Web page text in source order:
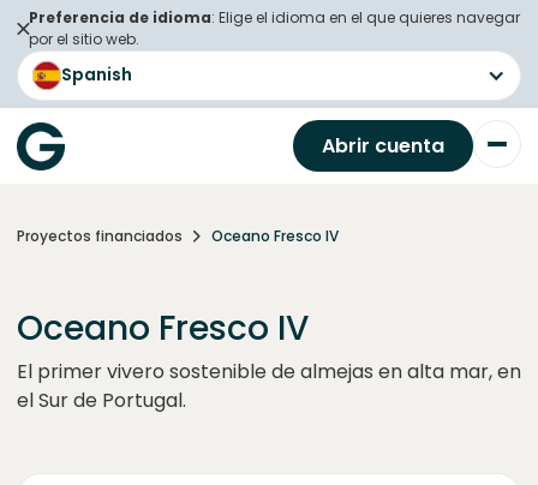
Preferencia de idioma: Elige el idioma en el que quieres navegar
por el sitio web.
Spanish
Abrir cuenta
Proyectos financiados Oceano Fresco IV
Oceano Fresco IV
El primer vivero sostenible de almejas en alta mar, en
el Sur de Portugal.